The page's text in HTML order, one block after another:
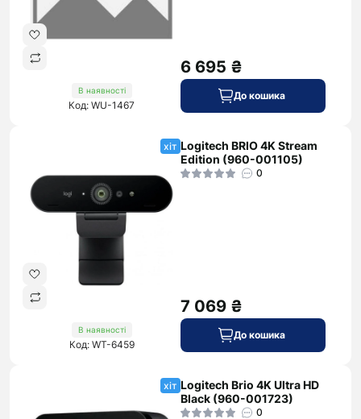
В наявності
Код: WU-1467
6 695 ₴
До кошика
хіт
В наявності
Код: WT-6459
Logitech BRIO 4K Stream
Edition (960-001105)
0
7 069 ₴
До кошика
хіт Logitech Brio 4K Ultra HD
Black (960-001723)
0